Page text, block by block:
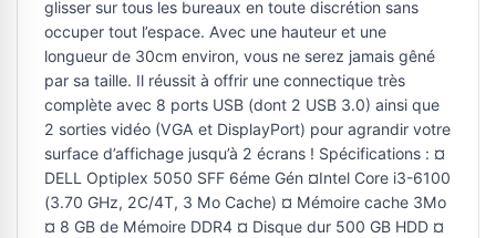
glisser sur tous les bureaux en toute discrétion sans
occuper tout l’espace. Avec une hauteur et une
longueur de 30cm environ, vous ne serez jamais gêné
par sa taille. Il réussit à offrir une connectique très
complète avec 8 ports USB (dont 2 USB 3.0) ainsi que
2 sorties vidéo (VGA et DisplayPort) pour agrandir votre
surface d’affichage jusqu’à 2 écrans ! Spécifications : ¤
DELL Optiplex 5050 SFF 6éme Gén ¤Intel Core i3-6100
(3.70 GHz, 2C/4T, 3 Mo Cache) ¤ Mémoire cache 3Mo
¤ 8 GB de Mémoire DDR4 ¤ Disque dur 500 GB HDD ¤